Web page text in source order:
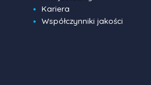
Kariera
Współczynniki jakości